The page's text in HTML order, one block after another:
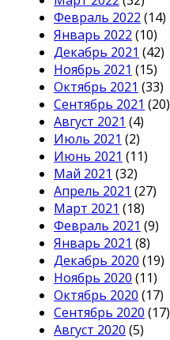
Февраль 2022 (14)
Январь 2022 (10)
Декабрь 2021 (42)
Ноябрь 2021 (15)
Октябрь 2021 (33)
Сентябрь 2021 (20)
Август 2021 (4)
Июль 2021 (2)
Июнь 2021 (11)
Май 2021 (32)
Апрель 2021 (27)
Март 2021 (18)
Февраль 2021 (9)
Январь 2021 (8)
Декабрь 2020 (19)
Ноябрь 2020 (11)
Октябрь 2020 (17)
Сентябрь 2020 (17)
Август 2020 (5)